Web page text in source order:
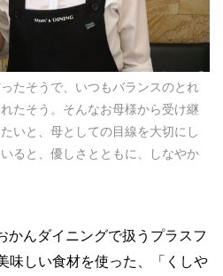
たそうで、いつもバランスのとれ
たそう。そんなお母様から受け継
いと、母としての目線を大切にし
ると、優しさとともに、しなやか
かんダイニングで扱うプラスフ
味しい食材を使った、「くしや